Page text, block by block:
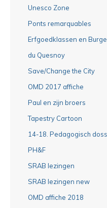
Unesco Zone
Ponts remarquables
Erfgoedklassen en
du Quesnoy
Save/Change the City
OMD 2017 affiche
Paul en zijn broers
Tapestry Cartoon
14-18. Pedagogisch
PH&F
SRAB lezingen
SRAB lezingen new
OMD affiche 2018